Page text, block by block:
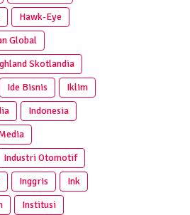
Hawk-Eye
Global
Skotlandia
Ide Bisnis
Iklim
Indonesia
Industri Otomotif
Inggris
Ink
Institusi